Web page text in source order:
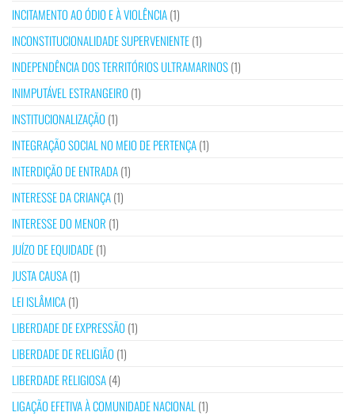
INCITAMENTO AO ÓDIO E À VIOLÊNCIA(1)
INCONSTITUCIONALIDADE SUPERVENIENTE(1)
INDEPENDÊNCIA DOS TERRITÓRIOS ULTRAMARINOS(1)
INIMPUTÁVEL ESTRANGEIRO (1)
INSTITUCIONALIZAÇÃO (1)
INTEGRAÇÃO SOCIAL NO MEIO DE PERTENÇA(1)
INTERDIÇÃO DE ENTRADA(1)
INTERESSE DA CRIANÇA(1)
INTERESSE DO MENOR (1)
JUÍZO DE EQUIDADE(1)
JUSTA CAUSA(1)
LEI ISLÂMICA(1)
LIBERDADE DE EXPRESSÃO (1)
LIBERDADE DE RELIGIÃO (1)
LIBERDADE RELIGIOSA(4)
LIGAÇÃO EFETIVA À COMUNIDADE NACIONAL (1)